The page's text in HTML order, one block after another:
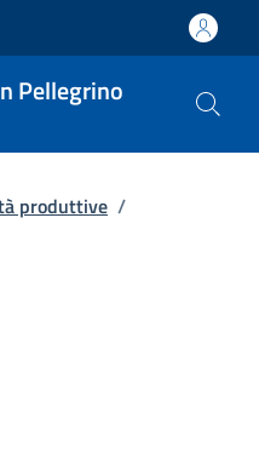
Pellegrino
produttive /